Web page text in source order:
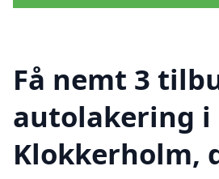
Få nemt 3
autolakering i
Klokkerholm,